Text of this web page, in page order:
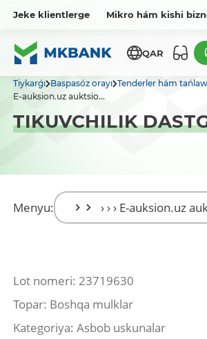
Jeke klientlerge Mikro hám kishi
QAR
Tiykarǵı Baspasóz orayı Tenderler hám
E-auksion.uz auktsio...
TIKUVCHILIK
Menyu:
Lot nomeri: 23719630
Topar: Boshqa mulklar
Kategoriya: Asbob uskunalar